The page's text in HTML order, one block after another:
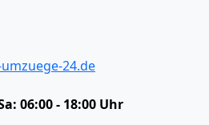
24.de
06:00 - 18:00 Uhr